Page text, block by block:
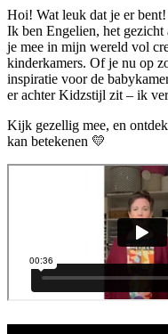
Hoi! Wat leuk dat je er bent!
Ik ben Engelien, het
je mee in mijn wereld vol
kinderkamers. Of je nu op
inspiratie voor de
er achter Kidzstijl zit – ik
Kijk gezellig mee, en
kan betekenen 💛